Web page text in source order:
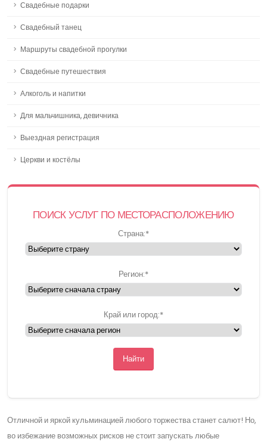
Свадебные подарки
Свадебный танец
Маршруты свадебной прогулки
Свадебные путешествия
Алкоголь и напитки
Для мальчишника, девичника
Выездная регистрация
Церкви и костёлы
ПОИСК УСЛУГ ПО МЕСТОРАСПОЛОЖЕНИЮ
Страна:*
Регион:*
Край или город:*
Найти
Отличной и яркой кульминацией любого торжества станет салют! Но,
во избежание возможных рисков не стоит запускать любые